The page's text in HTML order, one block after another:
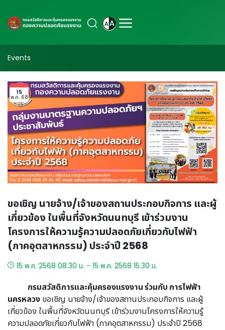
Events
15
พ.ค. 68
ขอเชิญ นายจ้าง/เจ้าของสถานประกอบกิจการ และผู้
เกี่ยวข้อง ในพื้นที่จังหวัดนนทบุรี เข้าร่วมงาน
โครงการให้ความรู้ความปลอดภัยเกี่ยวกับไฟฟ้า
(ภาคอุตสาหกรรม) ประจำปี 2568
15 พ.ค. 2568 08.30 น. - 15 พ.ค. 2568 15.30 น.
กรมสวัสดิการและคุ้มครองแรงงาน ร่วมกับ การไฟฟ้า
นครหลวง ขอเชิญ นายจ้าง/เจ้าของสถานประกอบกิจการ และผู้
เกี่ยวข้อง ในพื้นที่จังหวัดนนทบุรี เข้าร่วมงานโครงการให้ความรู้
ความปลอดภัยเกี่ยวกับไฟฟ้า (ภาคอุตสาหกรรม) ประจำปี 2568